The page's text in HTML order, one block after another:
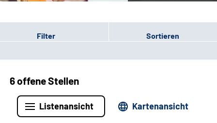
Filter Sortieren
6 offene Stellen
Listenansicht Kartenansicht